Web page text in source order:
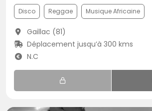
Disco Reggae Musique Africaine
Gaillac (81)
Déplacement jusqu’à 300 kms
N.C